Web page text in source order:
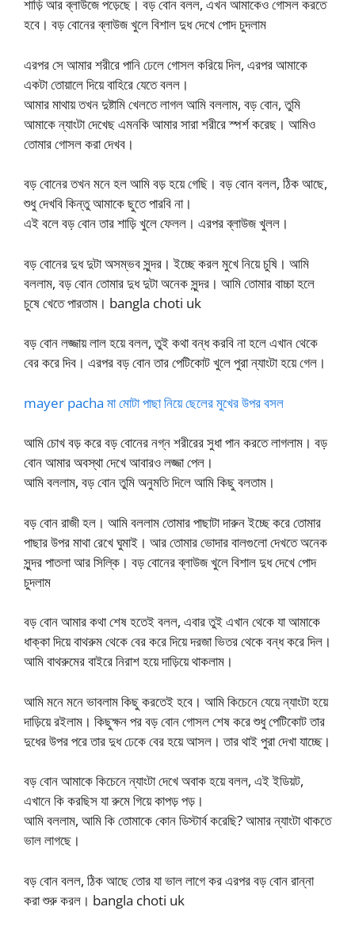
শাড়ি আর ব্লাউজে পড়েছে। বড় বোন বলল, এখন আমাকেও গোসল করতে
হবে। বড় বোনের ব্লাউজ খুলে বিশাল দুধ দেখে পোদ চুদলাম
এরপর সে আমার শরীরে পানি ঢেলে গোসল করিয়ে দিল, এরপর আমাকে
একটা তোয়ালে দিয়ে বাহিরে যেতে বলল।
আমার মাথায় তখন দুষ্টামি খেলতে লাগল আমি বললাম, বড় বোন, তুমি
আমাকে ন্যাংটা দেখেছ এমনকি আমার সারা শরীরে স্পর্শ করেছ। আমিও
তোমার গোসল করা দেখব।
বড় বোনের তখন মনে হল আমি বড় হয়ে গেছি। বড় বোন বলল, ঠিক আছে,
শুধু দেখবি কিন্তু আমাকে ছুতে পারবি না।
এই বলে বড় বোন তার শাড়ি খুলে ফেলল। এরপর ব্লাউজ খুলল।
বড় বোনের দুধ দুটা অসম্ভব সুন্দর। ইচ্ছে করল মুখে নিয়ে চুষি। আমি
বললাম, বড় বোন তোমার দুধ দুটা অনেক সুন্দর। আমি তোমার বাচ্চা হলে
চুষে খেতে পারতাম। bangla choti uk
বড় বোন লজ্জায় লাল হয়ে বলল, তুই কথা বন্ধ করবি না হলে এখান থেকে
বের করে দিব। এরপর বড় বোন তার পেটিকোট খুলে পুরা ন্যাংটা হয়ে গেল।
mayer pacha মা মোটা পাছা নিয়ে ছেলের মুখের উপর বসল
আমি চোখ বড় করে বড় বোনের নগ্ন শরীরের সুধা পান করতে লাগলাম। বড়
বোন আমার অবস্থা দেখে আবারও লজ্জা পেল।
আমি বললাম, বড় বোন তুমি অনুমতি দিলে আমি কিছু বলতাম।
বড় বোন রাজী হল। আমি বললাম তোমার পাছাটা দারুন ইচ্ছে করে তোমার
পাছার উপর মাথা রেখে ঘুমাই। আর তোমার ভোদার বালগুলো দেখতে অনেক
সুন্দর পাতলা আর সিল্কি। বড় বোনের ব্লাউজ খুলে বিশাল দুধ দেখে পোদ
চুদলাম
বড় বোন আমার কথা শেষ হতেই বলল, এবার তুই এখান থেকে যা আমাকে
ধাক্কা দিয়ে বাথরুম থেকে বের করে দিয়ে দরজা ভিতর থেকে বন্ধ করে দিল।
আমি বাথরুমের বাইরে নিরাশ হয়ে দাড়িয়ে থাকলাম।
আমি মনে মনে ভাবলাম কিছু করতেই হবে। আমি কিচেনে যেয়ে ন্যাংটা হয়ে
দাড়িয়ে রইলাম। কিছুক্ষন পর বড় বোন গোসল শেষ করে শুধু পেটিকোট তার
দুধের উপর পরে তার দুধ ঢেকে বের হয়ে আসল। তার থাই পুরা দেখা যাচ্ছে।
বড় বোন আমাকে কিচেনে ন্যাংটা দেখে অবাক হয়ে বলল, এই ইডিয়ট,
এখানে কি করছিস যা রুমে গিয়ে কাপড় পড়।
আমি বললাম, আমি কি তোমাকে কোন ডিস্টার্ব করেছি? আমার ন্যাংটা থাকতে
ভাল লাগছে।
বড় বোন বলল, ঠিক আছে তোর যা ভাল লাগে কর এরপর বড় বোন রান্না
করা শুরু করল। bangla choti uk